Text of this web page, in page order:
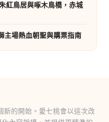
紅鳥居與啄木鳥橋，赤城
主場熱血朝聖與購票指南
新的開始。愛七桃會以這次改